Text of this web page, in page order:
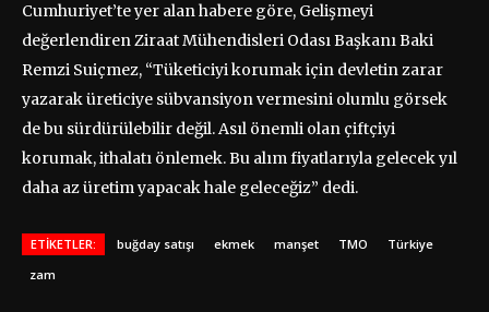
Cumhuriyet’te yer alan habere göre, Gelişmeyi
değerlendiren Ziraat Mühendisleri Odası Başkanı Baki
Remzi Suiçmez, “Tüketiciyi korumak için devletin zarar
yazarak üreticiye sübvansiyon vermesini olumlu görsek
de bu sürdürülebilir değil. Asıl önemli olan çiftçiyi
korumak, ithalatı önlemek. Bu alım fiyatlarıyla gelecek yıl
daha az üretim yapacak hale geleceğiz” dedi.
ETIKETLER: buğday satışı ekmek manşet TMO
Türkiye
zam